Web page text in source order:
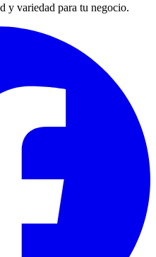
y variedad para tu negocio.